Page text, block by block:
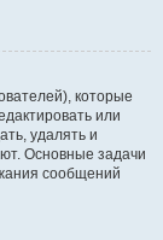
которые
или
удалять и
Основные задачи
сообщений